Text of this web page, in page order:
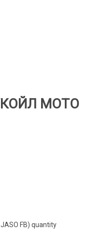
МОТО
FB) quantity